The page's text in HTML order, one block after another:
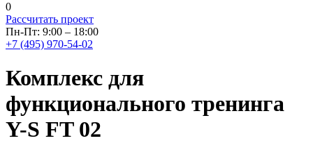
0
Рассчитать проект
Пн-Пт: 9:00 – 18:00
+7 (495) 970-54-02
Комплекс для
функционального тренинга
Y-S FT 02